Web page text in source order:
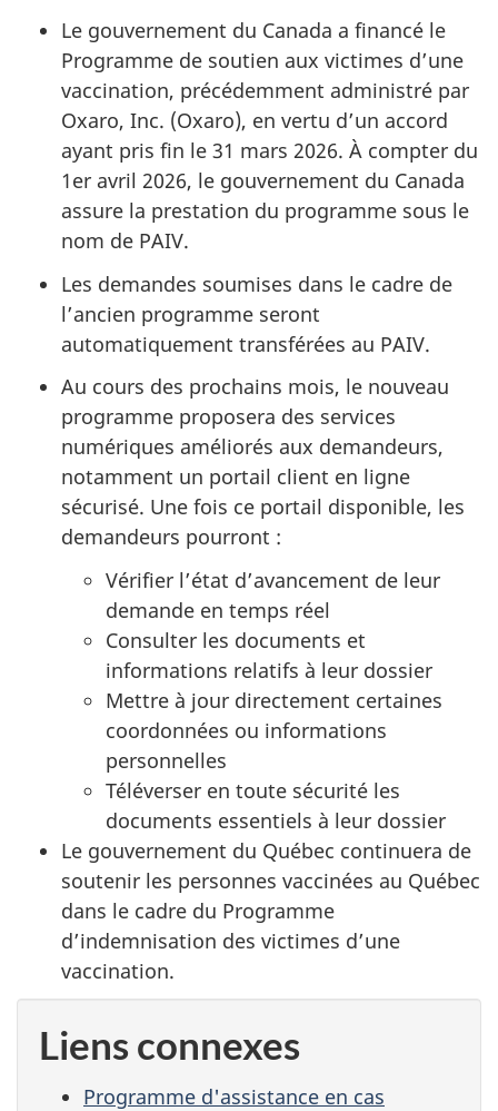
Le gouvernement du Canada a financé le
Programme de soutien aux victimes d’une
vaccination, précédemment administré par
Oxaro, Inc. (Oxaro), en vertu d’un accord
ayant pris fin le 31 mars 2026. À compter du
1er avril 2026, le gouvernement du Canada
assure la prestation du programme sous le
nom de PAIV.
Les demandes soumises dans le cadre de
l’ancien programme seront
automatiquement transférées au PAIV.
Au cours des prochains mois, le nouveau
programme proposera des services
numériques améliorés aux demandeurs,
notamment un portail client en ligne
sécurisé. Une fois ce portail disponible, les
demandeurs pourront :
Vérifier l’état d’avancement de leur
demande en temps réel
Consulter les documents et
informations relatifs à leur dossier
Mettre à jour directement certaines
coordonnées ou informations
personnelles
Téléverser en toute sécurité les
documents essentiels à leur dossier
Le gouvernement du Québec continuera de
soutenir les personnes vaccinées au Québec
dans le cadre du Programme
d’indemnisation des victimes d’une
vaccination.
Liens connexes
Programme d'assistance en cas